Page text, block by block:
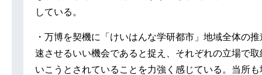
している。
・万博を契機に「けいはんな学研都市」地域全体の
速させるいい機会であると捉え、それぞれの立場で取
いこうとされていることを力強く感じている。当所も